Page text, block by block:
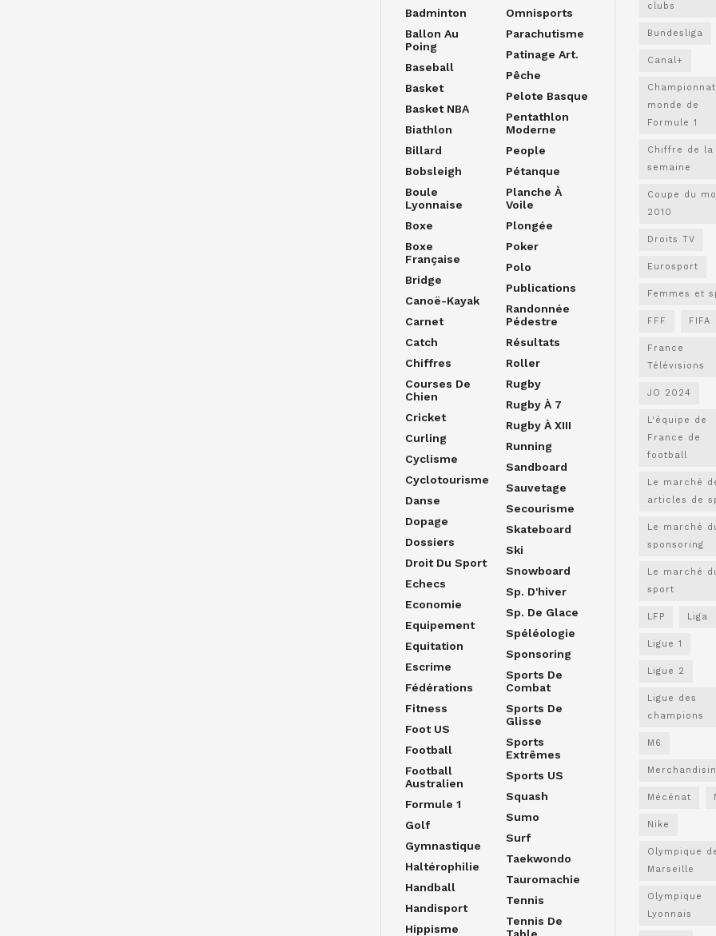
Badminton
Ballon Au
Poing
Baseball
Basket
Basket NBA
Biathlon
Billard
Bobsleigh
Boule
Lyonnaise
Boxe
Boxe
Française
Bridge
Canoë-Kayak
Carnet
Catch
Chiffres
Courses De
Chien
Cricket
Curling
Cyclisme
Cyclotourisme
Danse
Dopage
Dossiers
Droit Du Sport
Echecs
Economie
Equipement
Equitation
Escrime
Fédérations
Fitness
Foot US
Football
Football
Australien
Formule 1
Golf
Gymnastique
Haltérophilie
Handball
Handisport
Hippisme
Omnisports
Parachutisme
Patinage Art.
Pêche
Pelote Basque
Pentathlon
Moderne
People
Pétanque
Planche À
Voile
Plongée
Poker
Polo
Publications
Randonnée
Pédestre
Résultats
Roller
Rugby
Rugby À 7
Rugby À XIII
Running
Sandboard
Sauvetage
Secourisme
Skateboard
Ski
Snowboard
Sp. D'hiver
Sp. De Glace
Spéléologie
Sponsoring
Sports De
Combat
Sports De
Glisse
Sports
Extrêmes
Sports US
Squash
Sumo
Surf
Taekwondo
Tauromachie
Tennis
Tennis De
clubs
Bundesliga
Canal+
monde de
Formule 1
Chiffre de la
semaine
Coupe du
2010
Droits TV
Eurosport
Femmes et
FFF FIFA
France
Télévisions
JO 2024
L'équipe de
France de
football
Le marché
articles de
Le marché
sponsoring
Le marché
sport
LFP Liga
Ligue 1
Ligue 2
Ligue des
champions
M6
Mécénat
Nike
Olympique
Marseille
Olympique
Lyonnais